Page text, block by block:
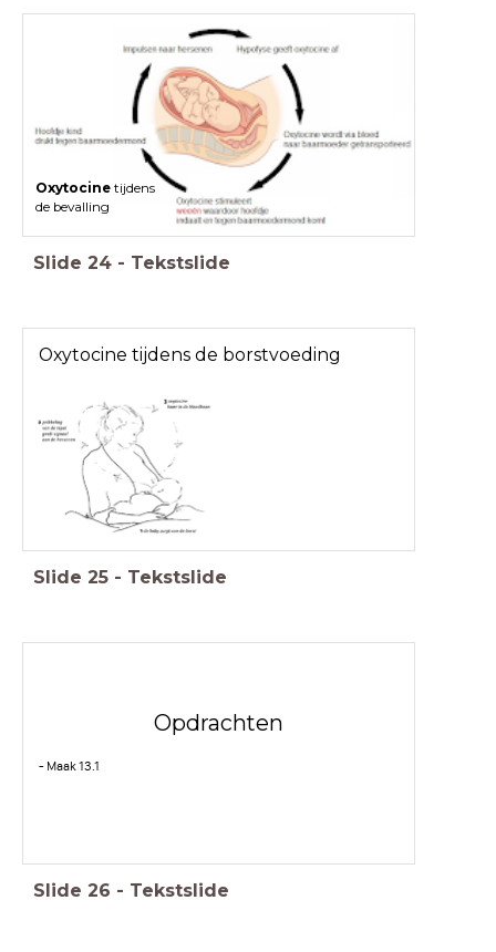
Oxytocinetijdens
de bevalling
Slide 24 - Tekstslide
Oxytocine tijdens de borstvoeding
Slide 25 - Tekstslide
Opdrachten
- Maak 13.1
Slide 26 - Tekstslide